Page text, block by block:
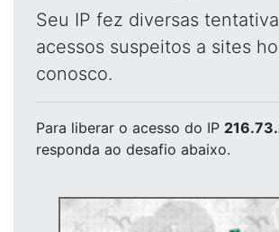
Seu IP fez diversas
acessos suspeitos a sites
conosco.
Para liberar o acesso do IP
responda ao desafio abaixo.